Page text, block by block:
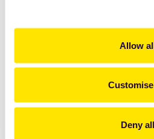
Allow
Customise
Deny all
Zeesan Pomarańczowy
Stabilizator do bitej śmietany o